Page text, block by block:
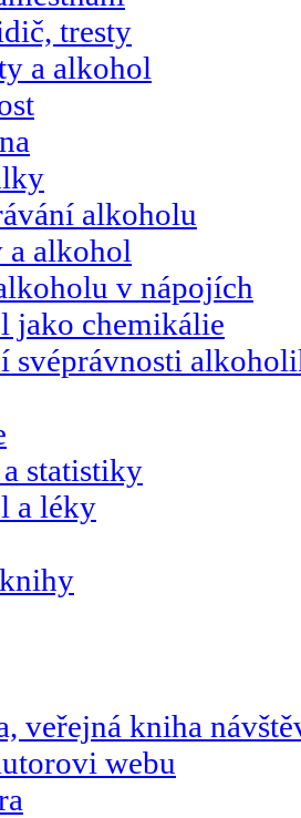
tresty
a alkohol
alkoholu
a alkohol
v nápojích
jako chemikálie
svéprávnosti
statistiky
a léky
veřejná kniha
webu